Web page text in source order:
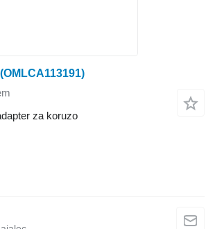
za koruzo